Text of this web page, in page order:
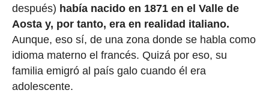
después) había nacido en 1871 en el Valle de
Aosta y, por tanto, era en realidad italiano.
Aunque, eso sí, de una zona donde se habla como
idioma materno el francés. Quizá por eso, su
familia emigró al país galo cuando él era
adolescente.